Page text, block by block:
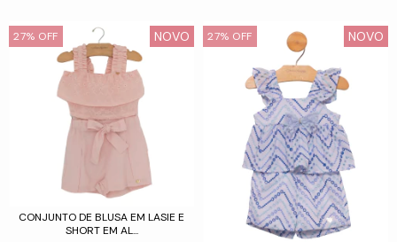
27% OFF NOVO
CONJUNTO DE BLUSA EM LASIE E
SHORT EM AL...
27% OFF NOVO